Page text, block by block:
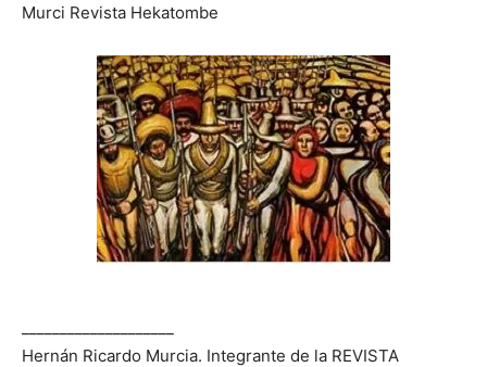
Murci Revista Hekatombe
Hernán Ricardo Murcia. Integrante de la REVISTA